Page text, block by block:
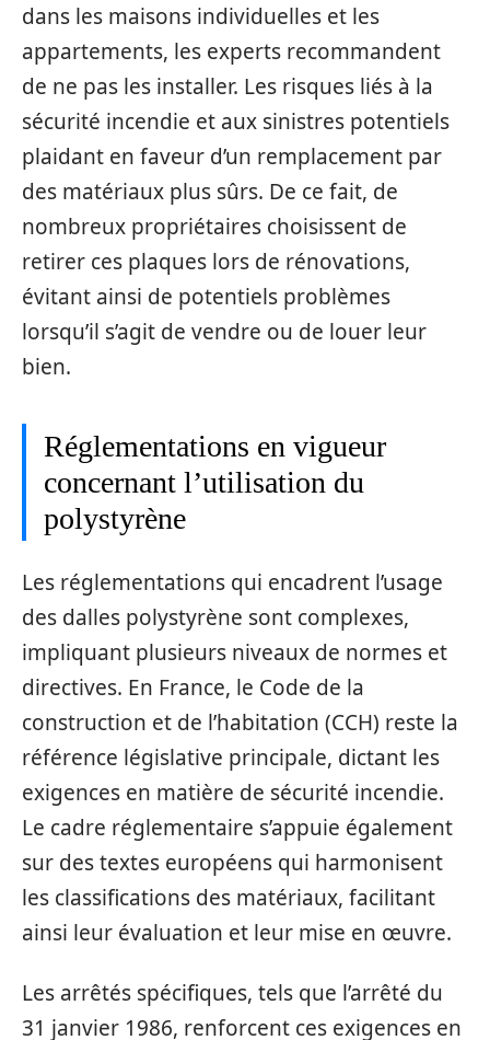
dans les maisons individuelles et les
appartements, les experts recommandent
de ne pas les installer. Les risques liés à la
sécurité incendie et aux sinistres potentiels
plaidant en faveur d’un remplacement par
des matériaux plus sûrs. De ce fait, de
nombreux propriétaires choisissent de
retirer ces plaques lors de rénovations,
évitant ainsi de potentiels problèmes
lorsqu’il s’agit de vendre ou de louer leur
bien.
Réglementations en vigueur
concernant l’utilisation du
polystyrène
Les réglementations qui encadrent l’usage
des dalles polystyrène sont complexes,
impliquant plusieurs niveaux de normes et
directives. En France, le Code de la
construction et de l’habitation (CCH) reste la
référence législative principale, dictant les
exigences en matière de sécurité incendie.
Le cadre réglementaire s’appuie également
sur des textes européens qui harmonisent
les classifications des matériaux, facilitant
ainsi leur évaluation et leur mise en œuvre.
Les arrêtés spécifiques, tels que l’arrêté du
31 janvier 1986, renforcent ces exigences en